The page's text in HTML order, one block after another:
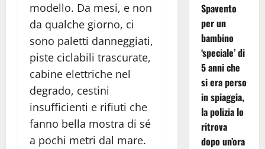
modello. Da mesi, e non
da qualche giorno, ci
sono paletti danneggiati,
piste ciclabili trascurate,
cabine elettriche nel
degrado, cestini
insufficienti e rifiuti che
fanno bella mostra di sé
a pochi metri dal mare.
Spavento
per un
bambino
‘speciale’ di
5 anni che
si era perso
in spiaggia,
la polizia lo
ritrova
dopo un’ora